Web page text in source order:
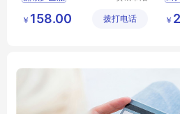
医护人员工作服
有限公司
￥ 158.00 拨打电话
白
￥